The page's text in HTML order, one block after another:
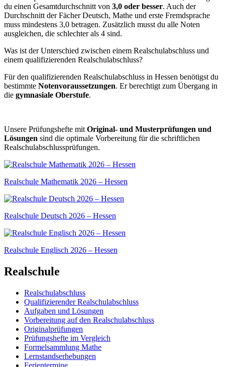
du einen Gesamtdurchschnitt von 3,0 oder besser. Auch der
Durchschnitt der Fächer Deutsch, Mathe und erste Fremdsprache
muss mindestens 3,0 betragen. Zusätzlich musst du alle Noten
ausgleichen, die schlechter als 4 sind.
Was ist der Unterschied zwischen einem Realschulabschluss und
einem qualifizierenden Realschulabschluss?
Für den qualifizierenden Realschulabschluss in Hessen benötigst du
bestimmte Notenvoraussetzungen. Er berechtigt zum Übergang in
die gymnasiale Oberstufe.
Unsere Prüfungshefte mit Original- und Musterprüfungen und
Lösungen sind die optimale Vorbereitung für die schriftlichen
Realschulabschlussprüfungen.
Realschule Mathematik 2026 – Hessen
Realschule Deutsch 2026 – Hessen
Realschule Englisch 2026 – Hessen
Realschule
Realschulabschluss
Qualifizierender Realschulabschluss
Aufgaben und Lösungen
Vorbereitung auf den Realschulabschluss
Originalprüfungen
Prüfungshefte im Vergleich
Formelsammlung Mathe
Lernstandserhebungen
Ferientermine